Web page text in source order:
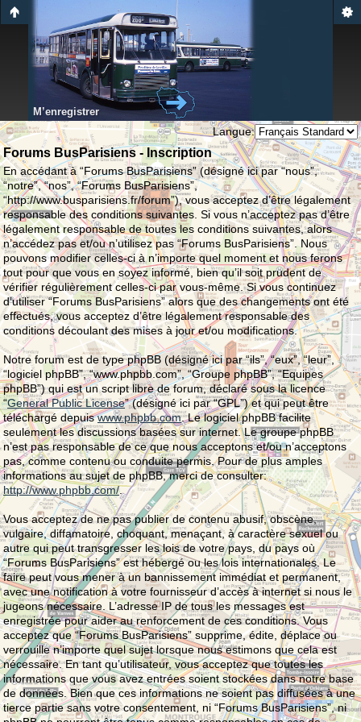
M’enregistrer
Langue:
Forums BusParisiens - Inscription
En accédant à “Forums BusParisiens” (désigné ici par “nous”,
“notre”, “nos”, “Forums BusParisiens”,
“http://www.busparisiens.fr/forum”), vous acceptez d’être légalement
responsable des conditions suivantes. Si vous n’acceptez pas d’être
légalement responsable de toutes les conditions suivantes, alors
n’accédez pas et/ou n’utilisez pas “Forums BusParisiens”. Nous
pouvons modifier celles-ci à n’importe quel moment et nous ferons
tout pour que vous en soyez informé, bien qu’il soit prudent de
vérifier régulièrement celles-ci par vous-même. Si vous continuez
d’utiliser “Forums BusParisiens” alors que des changements ont été
effectués, vous acceptez d’être légalement responsable des
conditions découlant des mises à jour et/ou modifications.
Notre forum est de type phpBB (désigné ici par “ils”, “eux”, “leur”,
“logiciel phpBB”, “www.phpbb.com”, “Groupe phpBB”, “Equipes
phpBB”) qui est un script libre de forum, déclaré sous la licence
“General Public License” (désigné ici par “GPL”) et qui peut être
téléchargé depuiswww.phpbb.com. Le logiciel phpBB facilite
seulement les discussions basées sur internet. Le groupe phpBB
n’est pas responsable de ce que nous acceptons et/ou n’acceptons
pas, comme contenu ou conduite permis. Pour de plus amples
informations au sujet de phpBB, merci de consulter:
http://www.phpbb.com/.
Vous acceptez de ne pas publier de contenu abusif, obscène,
vulgaire, diffamatoire, choquant, menaçant, à caractère sexuel ou
autre qui peut transgresser les lois de votre pays, du pays où
“Forums BusParisiens” est hébergé ou les lois internationales. Le
faire peut vous mener à un bannissement immédiat et permanent,
avec une notification à votre fournisseur d’accès à internet si nous le
jugeons nécessaire. L’adresse IP de tous les messages est
enregistrée pour aider au renforcement de ces conditions. Vous
acceptez que “Forums BusParisiens” supprime, édite, déplace ou
verrouille n’importe quel sujet lorsque nous estimons que cela est
nécessaire. En tant qu’utilisateur, vous acceptez que toutes les
informations que vous avez entrées soient stockées dans notre base
de données. Bien que ces informations ne soient pas diffusées à une
tierce partie sans votre consentement, ni “Forums BusParisiens”, ni